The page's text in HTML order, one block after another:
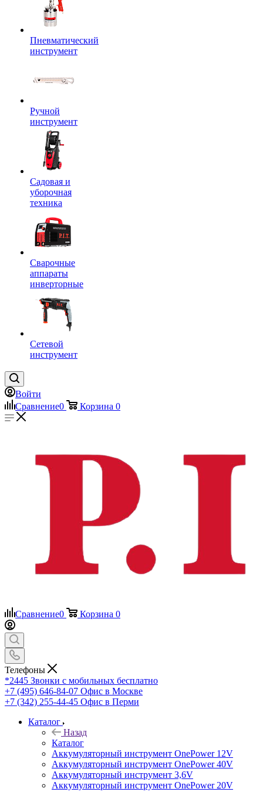
Пневматический
инструмент
Ручной
инструмент
Садовая и
уборочная
техника
Сварочные
аппараты
инверторные
Сетевой
инструмент
Войти
Сравнение0 Корзина 0
Сравнение0 Корзина 0
Телефоны
*2445 Звонки с мобильных бесплатно
+7 (495) 646-84-07 Офис в Москве
+7 (342) 255-44-45 Офис в Перми
Каталог
Назад
Каталог
Аккумуляторный инструмент OnePower 12V
Аккумуляторный инструмент OnePower 40V
Аккумуляторный инструмент 3,6V
Аккумуляторный инструмент OnePower 20V